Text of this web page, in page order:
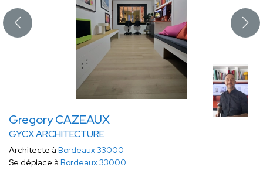
Gregory CAZEAUX
GYCX ARCHITECTURE
Architecte à Bordeaux 33000
Se déplace à Bordeaux 33000